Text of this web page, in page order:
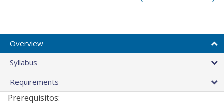
Overview
Syllabus
Requirements
Prerequisitos: